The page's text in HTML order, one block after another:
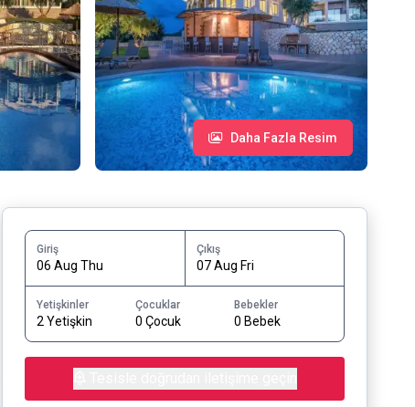
Daha Fazla Resim
Giriş
06 Aug Thu
Çıkış
07 Aug Fri
Yetişkinler
2 Yetişkin
Çocuklar
0 Çocuk
Bebekler
0 Bebek